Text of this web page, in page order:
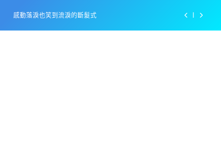
content
感動落淚也笑到流淚的斷髮式